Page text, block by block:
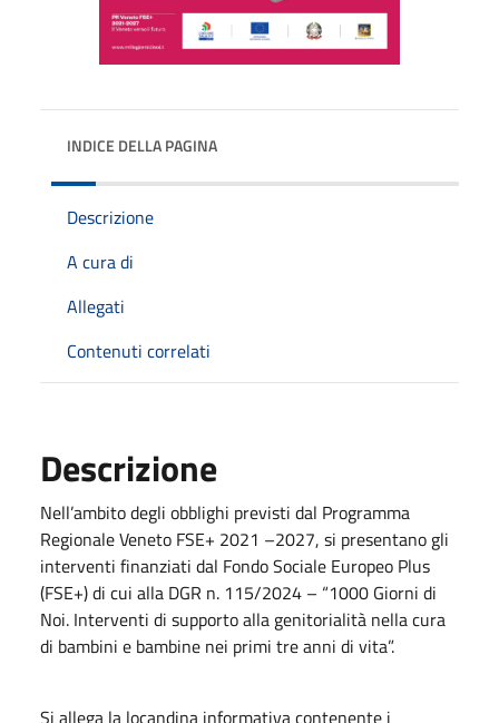
INDICE DELLA PAGINA
Descrizione
A cura di
Allegati
Contenuti correlati
Descrizione
Nell’ambito degli obblighi previsti dal Programma
Regionale Veneto FSE+ 2021 –2027, si presentano gli
interventi finanziati dal Fondo Sociale Europeo Plus
(FSE+) di cui alla DGR n. 115/2024 – “1000 Giorni di
Noi. Interventi di supporto alla genitorialità nella cura
di bambini e bambine nei primi tre anni di vita”.
Si allega la locandina informativa contenente i